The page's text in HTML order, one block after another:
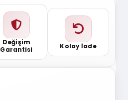
Değişim
Garantisi
Kolay İade